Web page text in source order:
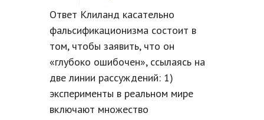
Ответ Клиланд касательно
фальсификационизма состоит в
том, чтобы заявить, что он
«глубоко ошибочен», ссылаясь на
две линии рассуждений: 1)
эксперименты в реальном мире
включают множество